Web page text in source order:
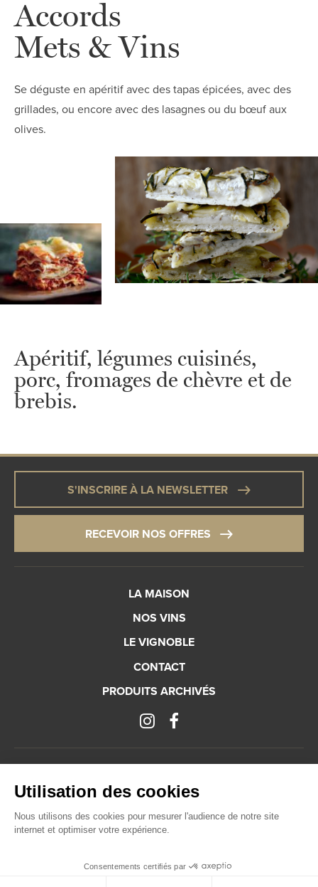
Accords
Mets & Vins
Se déguste en apéritif avec des tapas épicées, avec des
grillades, ou encore avec des lasagnes ou du bœuf aux
olives.
Apéritif, légumes cuisinés,
porc, fromages de chèvre et de
brebis.
S'INSCRIRE À LA NEWSLETTER
RECEVOIR NOS OFFRES
LA MAISON
NOS VINS
LE VIGNOBLE
CONTACT
PRODUITS ARCHIVÉS
L’abus d’alcool est dangereux pour la santé, à consommer avec modération.
Utilisation des cookies
Nous utilisons des cookies pour mesurer l'audience de notre site
internet et optimiser votre expérience.
Consentements certifiés par